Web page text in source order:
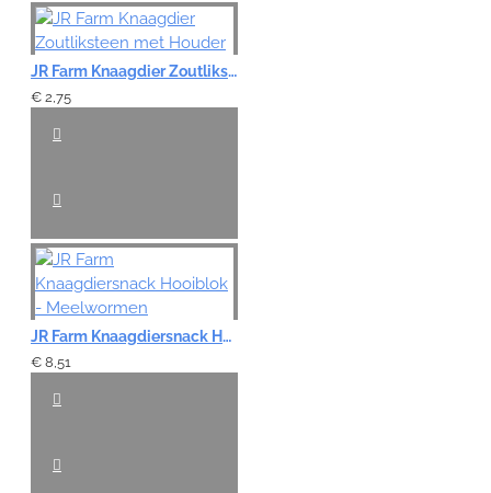
JR Farm Knaagdier Zoutliksteen met Houder
€ 2,75
JR Farm Knaagdiersnack Hooiblok - Meelwormen
€ 8,51